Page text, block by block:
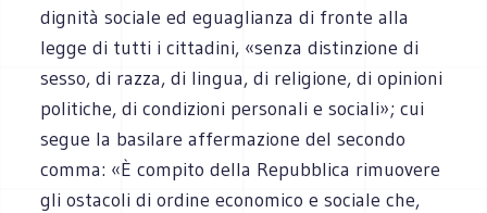
dignità sociale ed eguaglianza di fronte alla
legge di tutti i cittadini, «senza distinzione di
sesso, di razza, di lingua, di religione, di opinioni
politiche, di condizioni personali e sociali»; cui
segue la basilare affermazione del secondo
comma: «È compito della Repubblica rimuovere
gli ostacoli di ordine economico e sociale che,